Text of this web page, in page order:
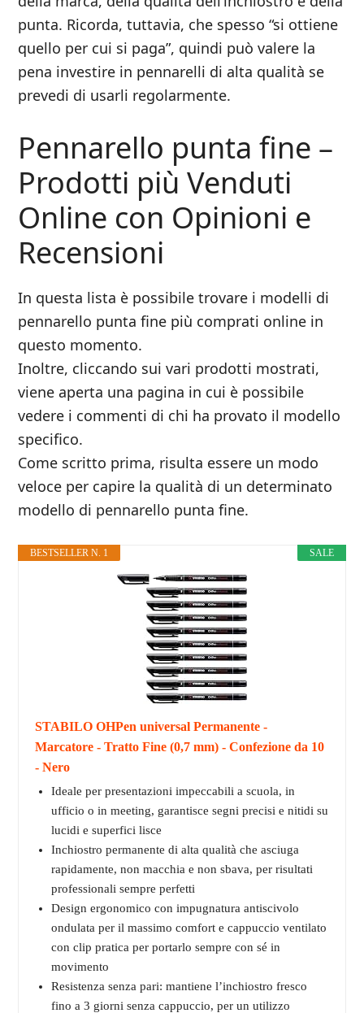
punta. Ricorda, tuttavia, che spesso “si ottiene
quello per cui si paga”, quindi può valere la
pena investire in pennarelli di alta qualità se
prevedi di usarli regolarmente.
Pennarello punta fine –
Prodotti più Venduti
Online con Opinioni e
Recensioni
In questa lista è possibile trovare i modelli di
pennarello punta fine più comprati online in
questo momento.
Inoltre, cliccando sui vari prodotti mostrati,
viene aperta una pagina in cui è possibile
vedere i commenti di chi ha provato il modello
specifico.
Come scritto prima, risulta essere un modo
veloce per capire la qualità di un determinato
modello di pennarello punta fine.
SALE
BESTSELLER N. 1
STABILO OHPen universal Permanente -
Marcatore - Tratto Fine (0,7 mm) - Confezione da 10
- Nero
Ideale per presentazioni impeccabili a scuola, in
ufficio o in meeting, garantisce segni precisi e nitidi su
lucidi e superfici lisce
Inchiostro permanente di alta qualità che asciuga
rapidamente, non macchia e non sbava, per risultati
professionali sempre perfetti
Design ergonomico con impugnatura antiscivolo
ondulata per il massimo comfort e cappuccio ventilato
con clip pratica per portarlo sempre con sé in
movimento
Resistenza senza pari: mantiene l’inchiostro fresco
fino a 3 giorni senza cappuccio, per un utilizzo